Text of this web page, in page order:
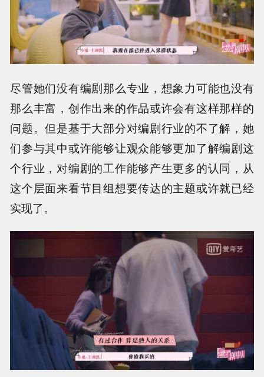
尽管她们没有编剧那么专业，想象力可能也没有
那么丰富，创作出来的作品或许会有这样那样的
问题。但是基于大部分对编剧行业的不了解，她
们参与其中或许能够让观众能够更加了解编剧这
个行业，对编剧的工作能够产生更多的认同，从
这个层面来看节目组想要传达的主题或许就已经
实现了。